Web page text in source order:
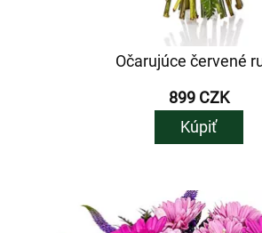
Očarujúce červené
899 CZK
Kúpiť